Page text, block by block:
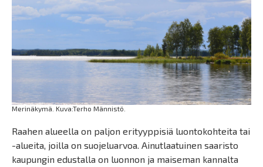
Merinäkymä. Kuva:Terho Männistö.
Raahen alueella on paljon erityyppisiä luontokohteita tai
-alueita, joilla on suojeluarvoa. Ainutlaatuinen saaristo
kaupungin edustalla on luonnon ja maiseman kannalta